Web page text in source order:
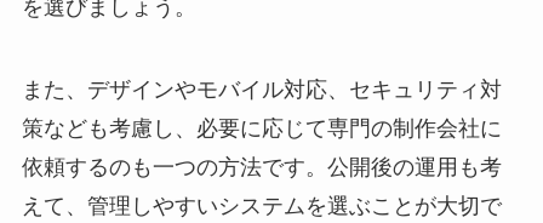
を選びましょう。
また、デザインやモバイル対応、セキュリティ対
策なども考慮し、必要に応じて専門の制作会社に
依頼するのも一つの方法です。公開後の運用も考
えて、管理しやすいシステムを選ぶことが大切で